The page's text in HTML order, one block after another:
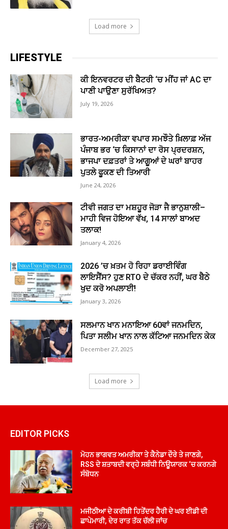
Load more
LIFESTYLE
ਕੀ ਇਨਵਰਟਰ ਦੀ ਬੈਟਰੀ ‘ਚ ਮੀਂਹ ਜਾਂ AC ਦਾ
ਪਾਣੀ ਪਾਉਣਾ ਸੁਰੱਖਿਅਤ?
July 19, 2026
ਭਾਰਤ-ਅਮਰੀਕਾ ਵਪਾਰ ਸਮਝੌਤੇ ਖ਼ਿਲਾਫ਼ ਅੱਜ
ਪੰਜਾਬ ਭਰ ‘ਚ ਕਿਸਾਨਾਂ ਦਾ ਰੋਸ ਪ੍ਰਦਰਸ਼ਨ,
ਭਾਜਪਾ ਦਫ਼ਤਰਾਂ ਤੇ ਆਗੂਆਂ ਦੇ ਘਰਾਂ ਬਾਹਰ
ਪੁਤਲੇ ਫੂਕਣ ਦੀ ਤਿਆਰੀ
June 24, 2026
ਟੀਵੀ ਜਗਤ ਦਾ ਮਸ਼ਹੂਰ ਜੋੜਾ ਜੈ ਭਾਨੁਸ਼ਾਲੀ–
ਮਾਹੀ ਵਿਜ ਹੋਇਆ ਵੱਖ, 14 ਸਾਲਾਂ ਬਾਅਦ
ਤਲਾਕ!
January 4, 2026
2026 ’ਚ ਖ਼ਤਮ ਹੋ ਰਿਹਾ ਡਰਾਈਵਿੰਗ
ਲਾਇਸੈਂਸ? ਹੁਣ RTO ਦੇ ਚੱਕਰ ਨਹੀਂ, ਘਰ ਬੈਠੇ
ਖੁਦ ਕਰੋ ਅਪਲਾਈ!
January 3, 2026
ਸਲਮਾਨ ਖਾਨ ਮਨਾਇਆ 60ਵਾਂ ਜਨਮਦਿਨ,
ਪਿਤਾ ਸਲੀਮ ਖਾਨ ਨਾਲ ਕੱਟਿਆ ਜਨਮਦਿਨ ਕੇਕ
December 27, 2025
Load more
EDITOR PICKS
ਮੋਹਨ ਭਾਗਵਤ ਅਮਰੀਕਾ ਤੇ ਕੈਨੇਡਾ ਦੌਰੇ ਤੇ ਜਾਣਗੇ,
RSS ਦੇ ਸ਼ਤਾਬਦੀ ਵਰ੍ਹੇ ਸਬੰਧੀ ਨਿਊਯਾਰਕ ‘ਚ ਕਰਨਗੇ
ਸੰਬੋਧਨ
ਮਜੀਠੀਆ ਦੇ ਕਰੀਬੀ ਹਿਤੇਂਦਰ ਹੈਰੀ ਦੇ ਘਰ ਈਡੀ ਦੀ
ਛਾਪੇਮਾਰੀ, ਦੇਰ ਰਾਤ ਤੱਕ ਚੱਲੀ ਜਾਂਚ